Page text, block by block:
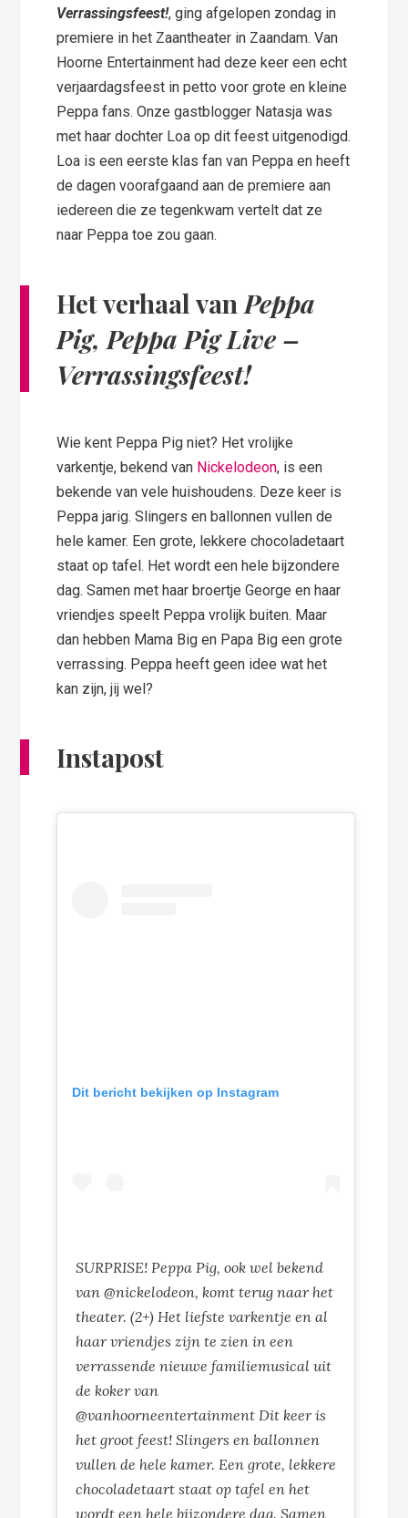
Verrassingsfeest!, ging afgelopen zondag in
premiere in het Zaantheater in Zaandam. Van
Hoorne Entertainment had deze keer een echt
verjaardagsfeest in petto voor grote en kleine
Peppa fans. Onze gastblogger Natasja was
met haar dochter Loa op dit feest uitgenodigd.
Loa is een eerste klas fan van Peppa en heeft
de dagen voorafgaand aan de premiere aan
iedereen die ze tegenkwam vertelt dat ze
naar Peppa toe zou gaan.
Het verhaal van Peppa
Pig, Peppa Pig Live –
Verrassingsfeest!
Wie kent Peppa Pig niet? Het vrolijke
varkentje, bekend van Nickelodeon, is een
bekende van vele huishoudens. Deze keer is
Peppa jarig. Slingers en ballonnen vullen de
hele kamer. Een grote, lekkere chocoladetaart
staat op tafel. Het wordt een hele bijzondere
dag. Samen met haar broertje George en haar
vriendjes speelt Peppa vrolijk buiten. Maar
dan hebben Mama Big en Papa Big een grote
verrassing. Peppa heeft geen idee wat het
kan zijn, jij wel?
Instapost
Dit bericht bekijken op Instagram
SURPRISE! Peppa Pig, ook wel bekend
van @nickelodeon, komt terug naar het
theater. (2+) Het liefste varkentje en al
haar vriendjes zijn te zien in een
verrassende nieuwe familiemusical uit
de koker van
@vanhoorneentertainment Dit keer is
het groot feest! Slingers en ballonnen
vullen de hele kamer. Een grote, lekkere
chocoladetaart staat op tafel en het
wordt een hele bijzondere dag. Samen